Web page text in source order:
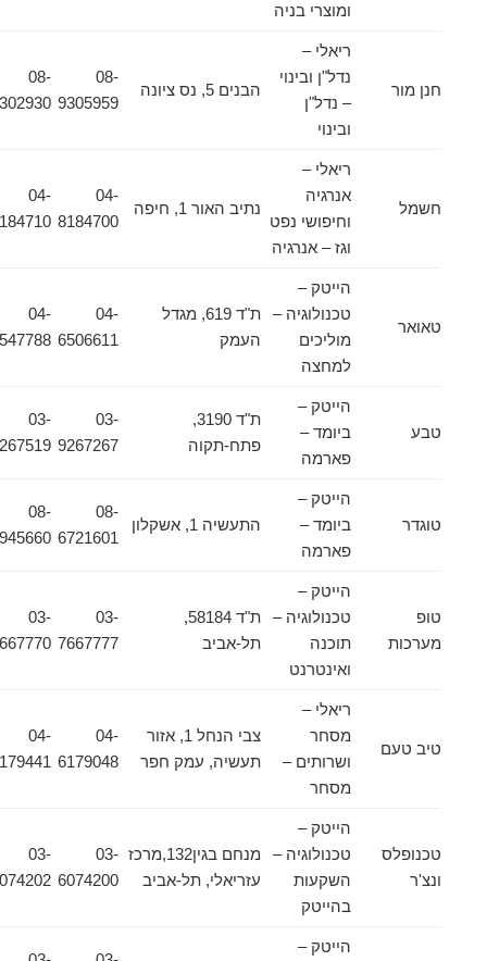
ומוצרי בניה
חנן מור
ריאלי –
נדל"ן ובינוי
– נדל"ן
ובינוי
הבנים 5, נס ציונה
9305959
9302930
חשמל
ריאלי –
אנרגיה
וחיפושי נפט
וגז – אנרגיה
נתיב האור 1, חיפה
8184700
8184710
טאואר
הייטק –
טכנולוגיה –
מוליכים
למחצה
ת"ד 619, מגדל
העמק
6506611
6547788
הייטק –
ביומד –
פארמה
ת"ד 3190,
פתח-תקוה
9267267
9267519
טוגדר
הייטק –
ביומד –
פארמה
התעשיה 1, אשקלון
6721601
9945660
מערכות
הייטק –
טכנולוגיה –
תוכנה
ואינטרנט
ת"ד 58184,
תל-אביב
7667777
7667770
טיב טעם
ריאלי –
מסחר
ושרותים –
מסחר
צבי הנחל 1, אזור
תעשיה, עמק חפר
04-
6179048
6179441
טכנופלס
ונצ'ר
הייטק –
טכנולוגיה –
השקעות
בהייטק
מנחם בגין132,מרכז
עזריאלי, תל-אביב
03-
6074200
6074202
הייטק –